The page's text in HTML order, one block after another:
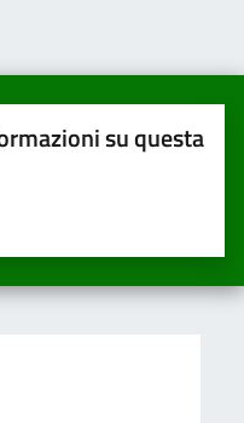
su questa
5